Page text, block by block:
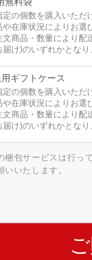
の個数を購入いただ
在庫状況によりお選
商品・数量により配
届け)のいずれかとなり
ギフトケース
の個数を購入いただ
在庫状況によりお選
商品・数量により配
届け)のいずれかとなり
梱包サービスは行っ
いたします。